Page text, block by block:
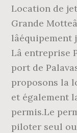
Location de
Grande
Lâ
port de
proposons la
et également
permis.Le
piloter seul